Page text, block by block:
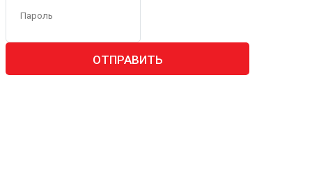
ОТПРАВИТЬ